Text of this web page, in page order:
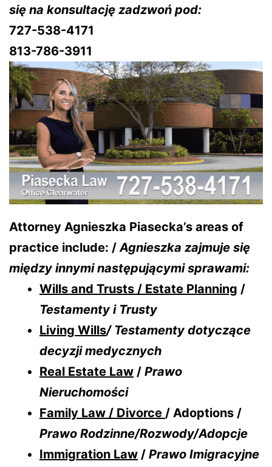
się na konsultację zadzwoń pod:
727-538-4171
813-786-3911
Attorney Agnieszka Piasecka’s areas of
practice include: /Agnieszka zajmuje się
między innymi następującymi sprawami:
Wills and Trusts / Estate Planning /
Testamenty i Trusty
Living Wills/ Testamenty dotyczące
decyzji medycznych
Real Estate Law / Prawo
Nieruchomości
Family Law / Divorce / Adoptions /
Prawo Rodzinne/Rozwody/Adopcje
Immigration Law / Prawo Imigracyjne